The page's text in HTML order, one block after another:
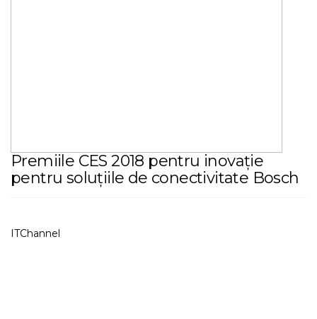
Premiile CES 2018 pentru inovație
pentru soluțiile de conectivitate Bosch
ITChannel